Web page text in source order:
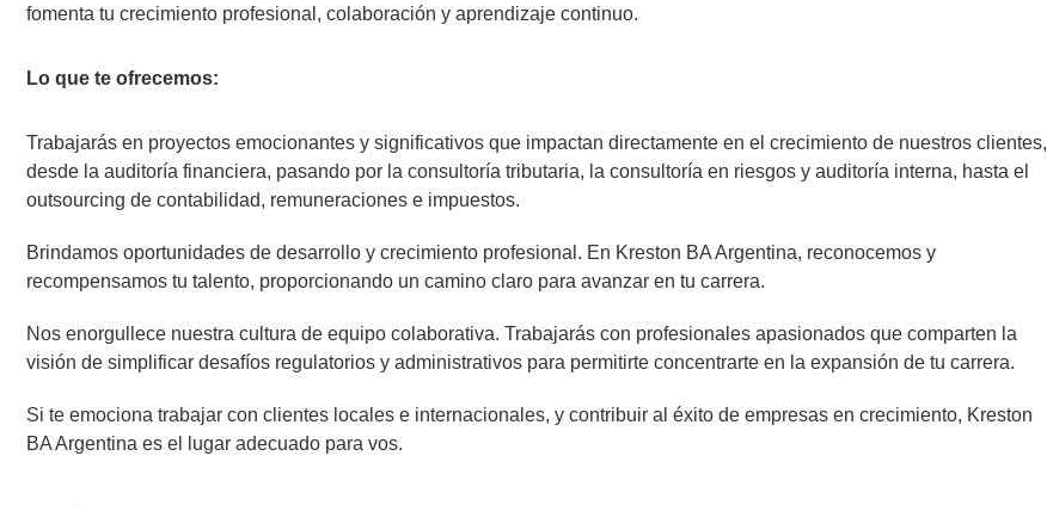
fomenta tu crecimiento profesional, colaboración y aprendizaje continuo.
Lo que te ofrecemos:
Trabajarás en proyectos emocionantes y significativos que impactan directamente en el crecimiento de nuestros clientes,
desde la auditoría financiera, pasando por la consultoría tributaria, la consultoría en riesgos y auditoría interna, hasta el
outsourcing de contabilidad, remuneraciones e impuestos.
Brindamos oportunidades de desarrollo y crecimiento profesional. En Kreston BA Argentina, reconocemos y
recompensamos tu talento, proporcionando un camino claro para avanzar en tu carrera.
Nos enorgullece nuestra cultura de equipo colaborativa. Trabajarás con profesionales apasionados que comparten la
visión de simplificar desafíos regulatorios y administrativos para permitirte concentrarte en la expansión de tu carrera.
Si te emociona trabajar con clientes locales e internacionales, y contribuir al éxito de empresas en crecimiento, Kreston
BA Argentina es el lugar adecuado para vos.